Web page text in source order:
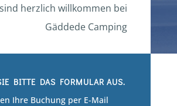
herzlich willkommen bei
Gäddede Camping
BITTE DAS FORMULAR AUS.
Ihre Buchung per E-Mail